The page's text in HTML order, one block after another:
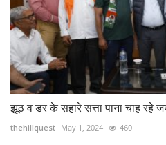
झूठ व डर के सहारे सत्ता पाना चाह रहे
thehillquest May 1, 2024 460